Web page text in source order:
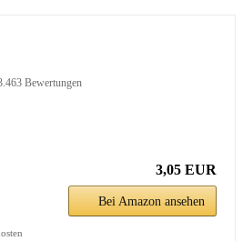
Bewertungen
3,05 EUR
Bei Amazon ansehen